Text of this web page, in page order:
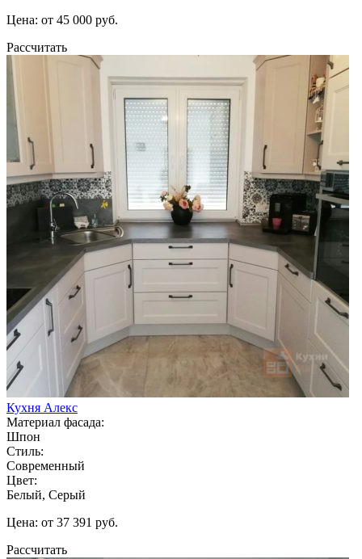
Цена: от 45 000 руб.
Рассчитать
Кухня Алекс
Материал фасада:
Шпон
Стиль:
Современный
Цвет:
Белый, Серый
Цена: от 37 391 руб.
Рассчитать